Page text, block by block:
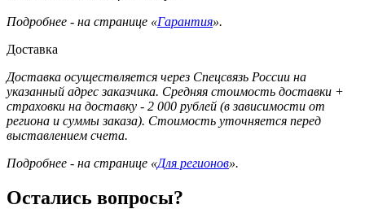
Подробнее - на странице «Гарантия».
Доставка
Доставка осуществляется через Спецсвязь России на
указанный адрес заказчика. Средняя стоимость доставки +
страховки на доставку - 2 000 рублей (в зависимости от
региона и суммы заказа). Стоимость уточняется перед
выставлением счета.
Подробнее - на странице «Для регионов».
Остались вопросы?